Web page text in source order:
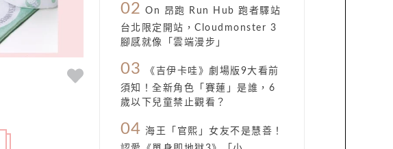
02 On 昂跑 Run Hub 跑者驛站
台北限定開站，Cloudmonster 3
腳感就像「雲端漫步」
03
《吉伊卡哇》劇場版9大看前
須知！全新角色「賽蓮」是誰，6
歲以下兒童禁止觀看？
04 海王「官熙」女友不是慧善！